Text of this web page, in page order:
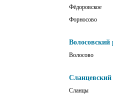
Фёдоровское
Форносово
Волосовский
Волосово
Сланцевский
Сланцы